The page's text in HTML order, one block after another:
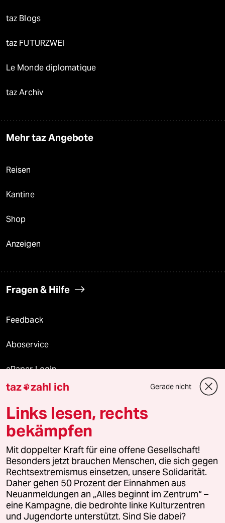
taz Blogs
taz FUTURZWEI
Le Monde diplomatique
taz Archiv
Mehr taz Angebote
Reisen
Kantine
Shop
Anzeigen
Fragen & Hilfe
Feedback
Aboservice
ePaper Login
Downloads für Abonnierende
© 2026 taz Verlags und Vertriebs GmbH
Alle Rechte vorbehalten. Bei rechtlichen Fragen oder für Genehmigungen
wenden Sie sich bitte an
lizenzen@taz.de
Feedback Redaktionsstatut Kommune-Richtlinien
Leitlinie Informant Datenschutz Impressum AGB
taz zahl ich Gerade nicht
Links lesen, rechts
bekämpfen
Mit doppelter Kraft für eine offene Gesellschaft!
Besonders jetzt brauchen Menschen, die sich gegen
Rechtsextremismus einsetzen, unsere Solidarität.
Daher gehen 50 Prozent der Einnahmen aus
Neuanmeldungen an „Alles beginnt im Zentrum“ –
eine Kampagne, die bedrohte linke Kulturzentren
und Jugendorte unterstützt. Sind Sie dabei?